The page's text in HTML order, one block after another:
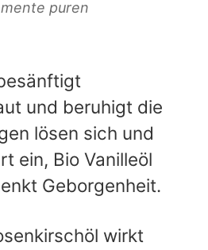
puren
und beruhigt die
lösen sich und
ein, Bio Vanilleöl
Geborgenheit.
wirkt